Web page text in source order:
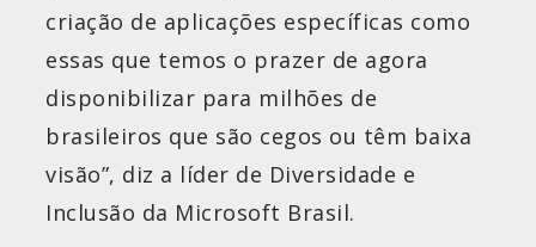
criação de aplicações específicas como
essas que temos o prazer de agora
disponibilizar para milhões de
brasileiros que são cegos ou têm baixa
visão”, diz a líder de Diversidade e
Inclusão da Microsoft Brasil.